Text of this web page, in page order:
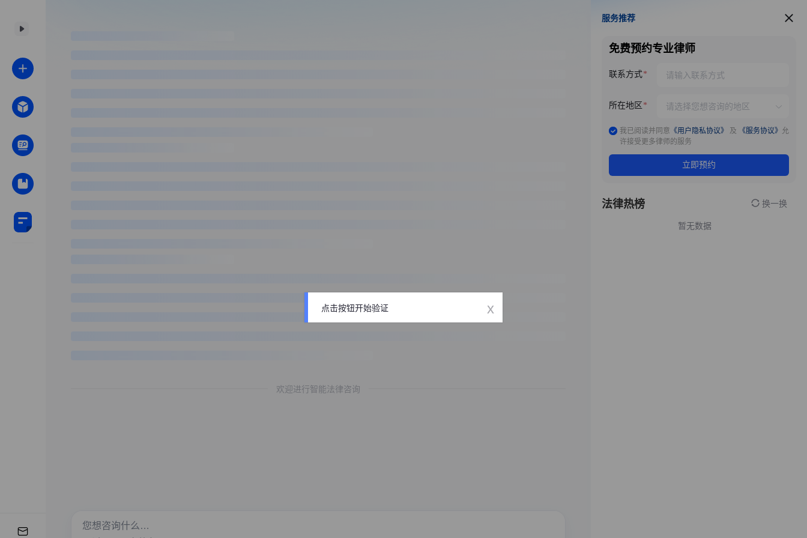
欢迎进行智能法律咨询
服务推荐
服务推荐
免费预约专业律师
联系方式
所在地区
我已阅读并同意 《用户隐私协议》 及 《服务协议》 允
许接受更多律师的服务
立即预约
法律热榜 换一换
暂无数据
点击按钮开始验证 x